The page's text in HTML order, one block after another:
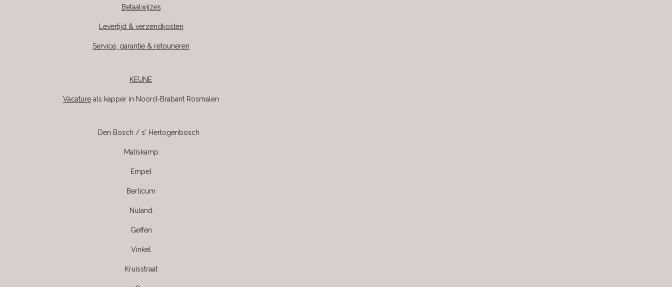
Betaalwijzes
Levertijd & verzendkosten
Service, garantie & retouneren
KEUNE
Vacatureals kapper in Noord-Brabant Rosmalen
Den Bosch / s' Hertogenbosch
Maliskamp
Empel
Berlicum
Nuland
Geffen
Vinkel
Kruisstraat